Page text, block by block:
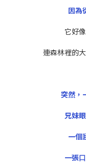
因為
它好
連森林裡的
突然，
兄妹
⼀個
⼀張